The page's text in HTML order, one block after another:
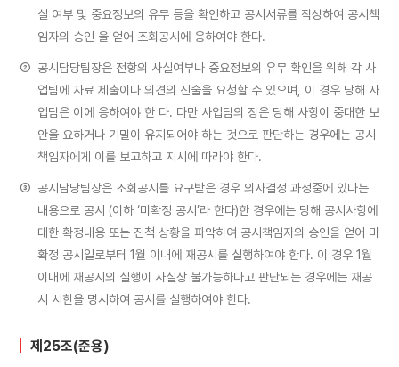
실 여부 및 중요정보의 유무 등을 확인하고 공시서류를 작성하여 공시책
임자의 승인 을 얻어 조회공시에 응하여야 한다.
② 공시담당팀장은 전항의 사실여부나 중요정보의 유무 확인을 위해 각 사
업팀에 자료 제출이나 의견의 진술을 요청할 수 있으며, 이 경우 당해 사
업팀은 이에 응하여야 한 다. 다만 사업팀의 장은 당해 사항이 중대한 보
안을 요하거나 기밀이 유지되어야 하는 것으로 판단하는 경우에는 공시
책임자에게 이를 보고하고 지시에 따라야 한다.
③ 공시담당팀장은 조회공시를 요구받은 경우 의사결정 과정중에 있다는
내용으로 공시 (이하 ‘미확정 공시’라 한다)한 경우에는 당해 공시사항에
대한 확정내용 또는 진척 상황을 파악하여 공시책임자의 승인을 얻어 미
확정 공시일로부터 1월 이내에 재공시를 실행하여야 한다. 이 경우 1월
이내에 재공시의 실행이 사실상 불가능하다고 판단되는 경우에는 재공
시 시한을 명시하여 공시를 실행하여야 한다.
제25조(준용)